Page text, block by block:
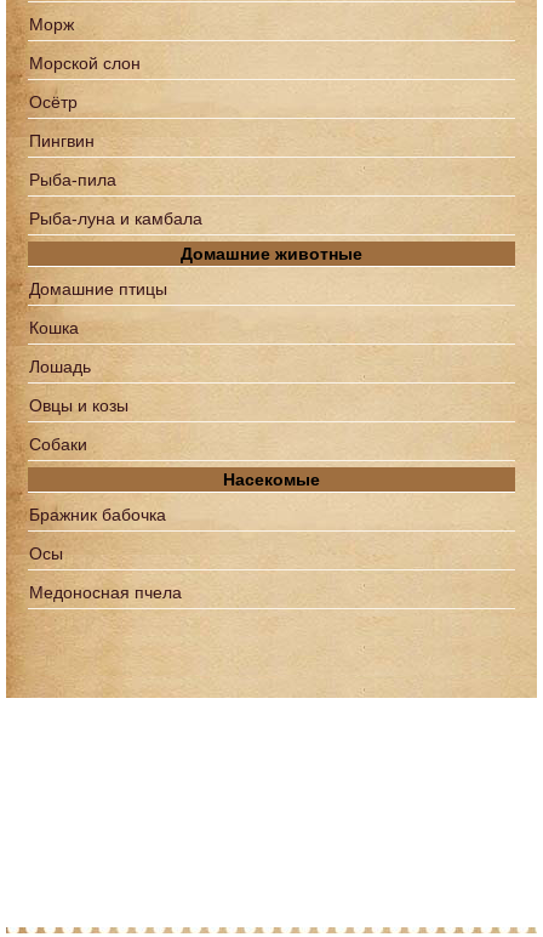
Морж
Морской слон
Осётр
Пингвин
Рыба-пила
Рыба-луна и камбала
Домашние животные
Домашние птицы
Кошка
Лошадь
Овцы и козы
Собаки
Насекомые
Бражник бабочка
Осы
Медоносная пчела